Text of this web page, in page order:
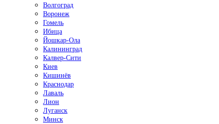
Волгоград
Воронеж
Гомель
Ибица
Йошкар-Ола
Калининград
Калвер-Сити
Киев
Кишинёв
Краснодар
Лаваль
Лион
Луганск
Минск